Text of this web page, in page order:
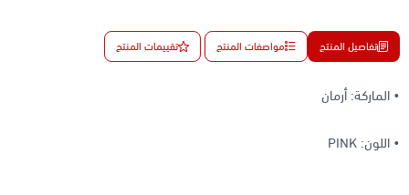
تفاصيل المنتج مواصفات المنتج تقييمات المنتج
• الماركة: أرمان
• اللون: PINK